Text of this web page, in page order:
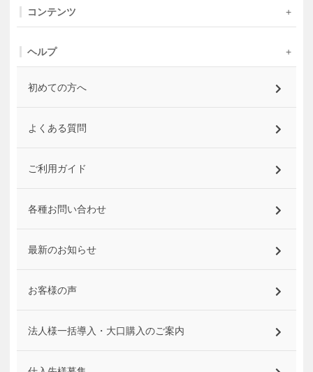
コンテンツ
ヘルプ
初めての方へ
よくある質問
ご利用ガイド
各種お問い合わせ
最新のお知らせ
お客様の声
法人様一括導入・大口購入のご案内